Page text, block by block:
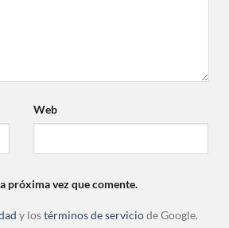
Web
próxima vez que comente.
y lostérminos de serviciode Google.